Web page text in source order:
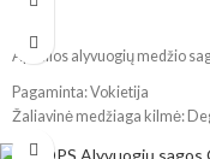
Apvalios alyvuogių medžio
Pagaminta: Vokietija
Žaliavinė medžiaga kilmė: